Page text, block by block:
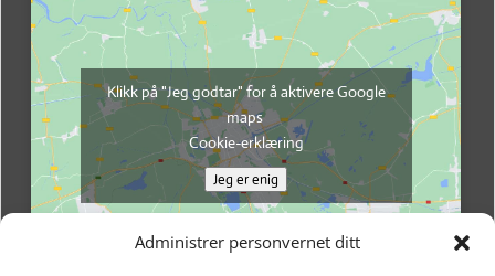
Administrer personvernet ditt
Klikk på "Jeg godtar" for å aktivere Google
maps
Cookie-erklæring
Jeg er enig